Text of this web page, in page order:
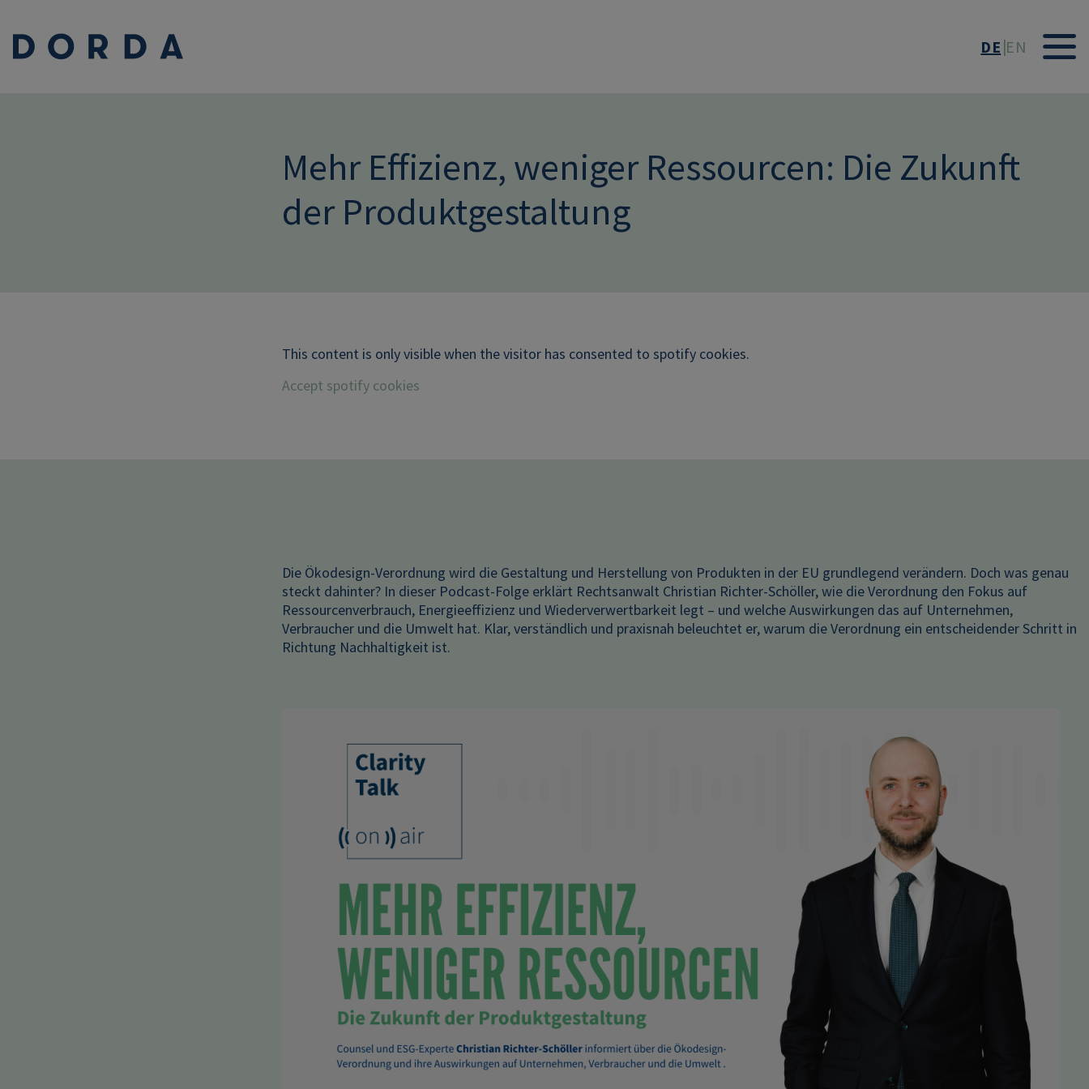
DE EN
Mehr Effizienz, weniger Ressourcen: Die Zukunft
der Produktgestaltung
This content is only visible when the visitor has consented to spotify cookies.
Accept spotify cookies
Die Ökodesign-Verordnung wird die Gestaltung und Herstellung von Produkten in der EU grundlegend verändern. Doch was genau
steckt dahinter? In dieser Podcast-Folge erklärt Rechtsanwalt Christian Richter-Schöller, wie die Verordnung den Fokus auf
Ressourcenverbrauch, Energieeffizienz und Wiederverwertbarkeit legt – und welche Auswirkungen das auf Unternehmen,
Verbraucher und die Umwelt hat. Klar, verständlich und praxisnah beleuchtet er, warum die Verordnung ein entscheidender Schritt in
Richtung Nachhaltigkeit ist.